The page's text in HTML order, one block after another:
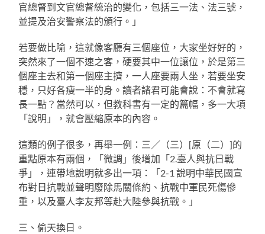
官總督到文官總督統治的變化，包括三一法、法三號，
並提及治安警察法的頒行。」
若要做比喻，這就像客廳有三個座位，大家坐好好的，
突然來了一個不速之客，硬要其中一位讓位，於是第三
個座主去和第一個座主擠，一人座要兩人坐，若要坐安
穩，只好各瘦一半的身。讀者諸君可能會說：不會就寫
長一點？當然可以，但教科書有一定的篇幅，多一大項
「說明」，就會壓縮原本的內容。
這類的例子很多，再舉一例：三／（三）[原（二）]的
重點原本有兩個，「微調」後增加「2.臺人與抗日戰
爭」，連帶地說明就多出一項：「2-1 說明中華民國宣
布對日抗戰並聲明廢除馬關條約、抗戰中軍民死傷慘
重，以及臺人李友邦等赴大陸參與抗戰。」
三、偷天換日。